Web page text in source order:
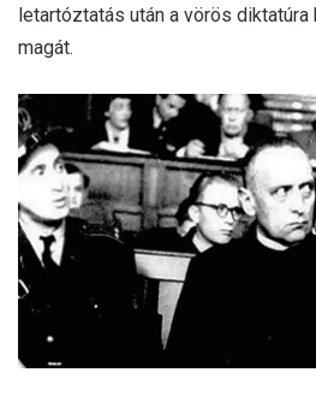
letartóztatás után a vörös diktatúra
magát.